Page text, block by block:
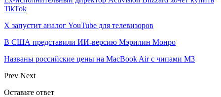
TikTok
X запустит аналог YouTube для телевизоров
В США представили ИИ-версию Мэрилин Монро
Названы российские цены на MacBook Air с чипами M3
Prev Next
Оставьте ответ